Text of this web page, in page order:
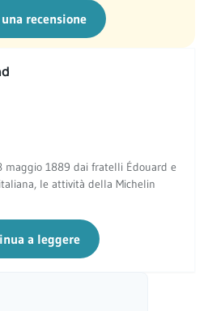
recensione
maggio 1889 dai fratelli Édouard e
le attività della Michelin
a leggere